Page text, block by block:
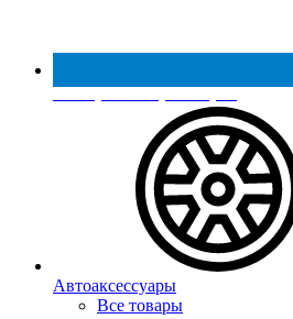
Реестр МинПромТорга
Автоаксессуары
Все товары